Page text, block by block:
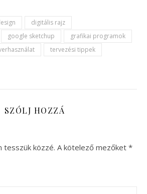
digitális rajz
google sketchup
grafikai programok
tervezési tippek
SZÓLJ HOZZÁ
tesszük közzé. A kötelező mezőket *